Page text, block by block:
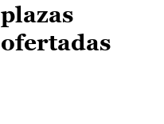
plazas
ofertadas